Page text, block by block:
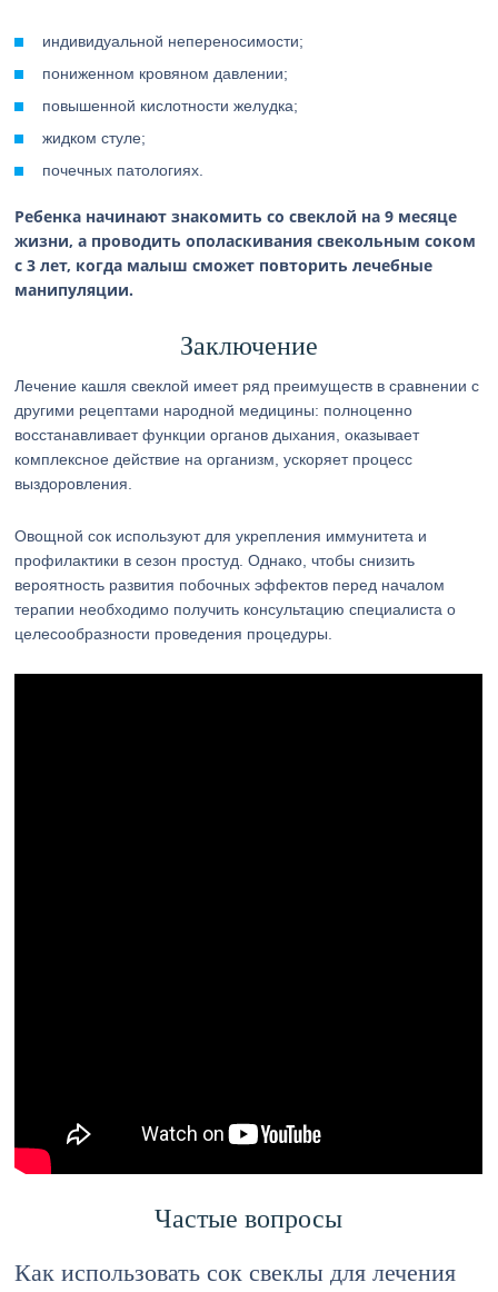
индивидуальной непереносимости;
пониженном кровяном давлении;
повышенной кислотности желудка;
жидком стуле;
почечных патологиях.
Ребенка начинают знакомить со свеклой на 9 месяце
жизни, а проводить ополаскивания свекольным соком
с 3 лет, когда малыш сможет повторить лечебные
манипуляции.
Заключение
Лечение кашля свеклой имеет ряд преимуществ в сравнении с
другими рецептами народной медицины: полноценно
восстанавливает функции органов дыхания, оказывает
комплексное действие на организм, ускоряет процесс
выздоровления.
Овощной сок используют для укрепления иммунитета и
профилактики в сезон простуд. Однако, чтобы снизить
вероятность развития побочных эффектов перед началом
терапии необходимо получить консультацию специалиста о
целесообразности проведения процедуры.
Частые вопросы
Как использовать сок свеклы для лечения